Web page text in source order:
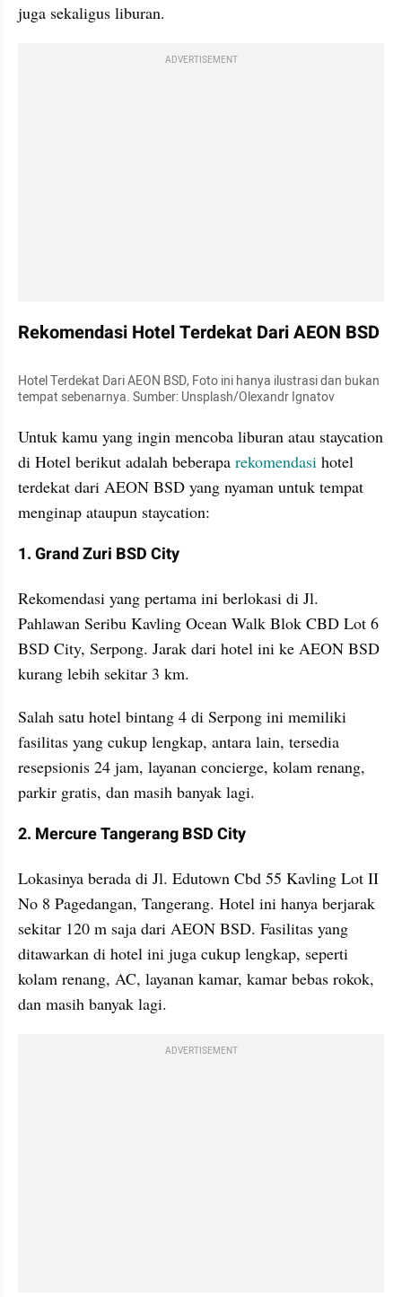
juga sekaligus liburan.
ADVERTISEMENT
Rekomendasi Hotel Terdekat Dari AEON BSD
Hotel Terdekat Dari AEON BSD, Foto ini hanya ilustrasi dan bukan
tempat sebenarnya. Sumber: Unsplash/Olexandr Ignatov
Untuk kamu yang ingin mencoba liburan atau staycation
di Hotel berikut adalah beberapa rekomendasi hotel
terdekat dari AEON BSD yang nyaman untuk tempat
menginap ataupun staycation:
1. Grand Zuri BSD City
Rekomendasi yang pertama ini berlokasi di Jl.
Pahlawan Seribu Kavling Ocean Walk Blok CBD Lot 6
BSD City, Serpong. Jarak dari hotel ini ke AEON BSD
kurang lebih sekitar 3 km.
Salah satu hotel bintang 4 di Serpong ini memiliki
fasilitas yang cukup lengkap, antara lain, tersedia
resepsionis 24 jam, layanan concierge, kolam renang,
parkir gratis, dan masih banyak lagi.
2. Mercure Tangerang BSD City
Lokasinya berada di Jl. Edutown Cbd 55 Kavling Lot II
No 8 Pagedangan, Tangerang. Hotel ini hanya berjarak
sekitar 120 m saja dari AEON BSD. Fasilitas yang
ditawarkan di hotel ini juga cukup lengkap, seperti
kolam renang, AC, layanan kamar, kamar bebas rokok,
dan masih banyak lagi.
ADVERTISEMENT